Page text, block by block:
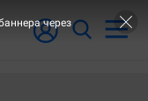
через